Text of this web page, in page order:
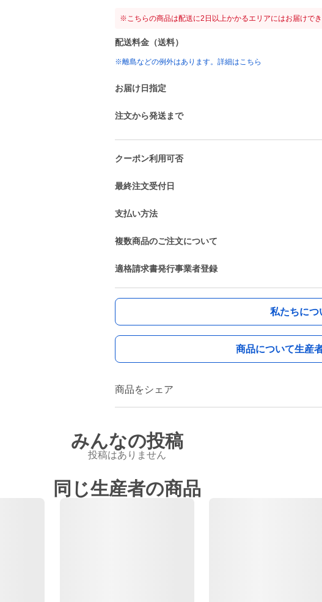
※こちらの商品は配送に2日以上かかるエリアにはお届けで
配送料金（送料）
※離島などの例外はあります。詳細はこちら
お届け日指定
注文から発送まで
クーポン利用可否
最終注文受付日
支払い方法
複数商品のご注文について
適格請求書発行事業者登録
私たちにつ
商品について生産
商品をシェア
みんなの投稿
投稿はありません
同じ生産者の商品